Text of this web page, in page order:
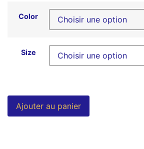
Color
Size
Ajouter au panier